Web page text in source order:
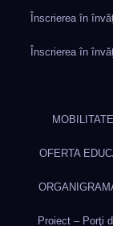
Înscrierea în
Înscrierea în
OFERTA
Proiect – Porţi